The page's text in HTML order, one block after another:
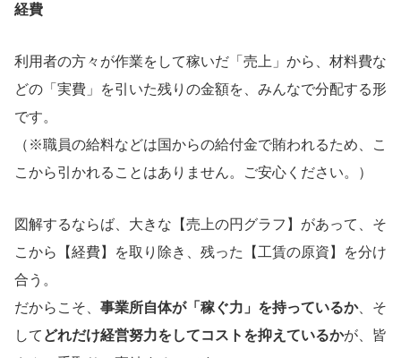
経費
利用者の方々が作業をして稼いだ「売上」から、材料費な
どの「実費」を引いた残りの金額を、みんなで分配する形
です。
（※職員の給料などは国からの給付金で賄われるため、こ
こから引かれることはありません。ご安心ください。）
図解するならば、大きな【売上の円グラフ】があって、そ
こから【経費】を取り除き、残った【工賃の原資】を分け
合う。
だからこそ、 事業所自体が「稼ぐ力」を持っているか、そ
して どれだけ経営努力をしてコストを抑えているかが、皆